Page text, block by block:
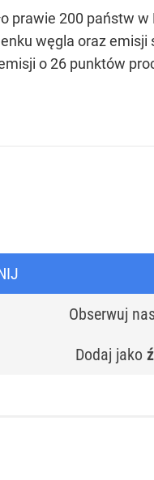
prawie 200 państw
węgla oraz
o 26 punktów
Obserwuj nas
Dodaj jako